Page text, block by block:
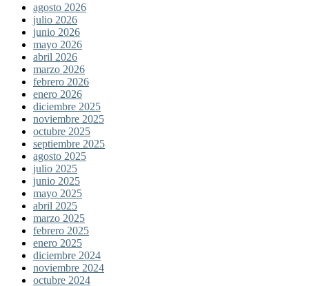
agosto 2026
julio 2026
junio 2026
mayo 2026
abril 2026
marzo 2026
febrero 2026
enero 2026
diciembre 2025
noviembre 2025
octubre 2025
septiembre 2025
agosto 2025
julio 2025
junio 2025
mayo 2025
abril 2025
marzo 2025
febrero 2025
enero 2025
diciembre 2024
noviembre 2024
octubre 2024